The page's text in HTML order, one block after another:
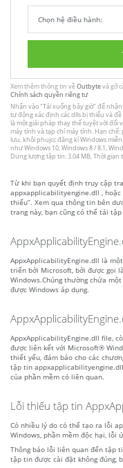
Xem thêm thông tin vềOutbytevà gỡ
Chính sách quyền riêng tư
Nhấn vào"Tải xuống bây giờ" để nhận
tự động xác định các dlls bị thiếu và
là một giải pháp thay thế tuyệt vời đối
máy tính và tạp chí máy tính. Hạn
lưu, khôi phujcc đăng kí Windows
như Windows 10, Windows 8 / 8.1,
Dung lượng tập tin: 3.04 MB, Thời gian
Từ khi bạn quyết định truy cập
appxapplicabilityengine.dll ,
thiếu”. Xem qua thông tin bên
trang này, bạn cũng có thể tải
AppxApplicabilityEngine.dll là
triển bởi Microsoft, bởi được gọi
Windows.Chúng thường chứa
được Windows áp dụng.
AppxApplicabilityEngine.dll file,
được liên kết với Microsoft®
thiết yếu, đảm bảo cho các
tập tin
của phần mềm có liên quan.
Lỗi thiếu tập tin
Có nhiều lý do có thể tạo ra lỗi
Windows, phần mềm độc hại, lỗi
Thông báo lỗi liên quan đến tập
tập tin được cài đặt không đúng,